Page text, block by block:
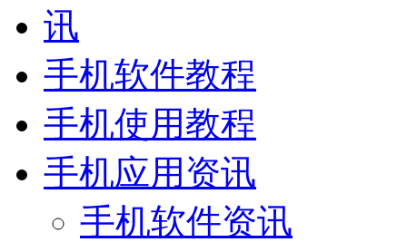
手机软件教程
手机使用教程
手机应用资讯
手机软件资讯